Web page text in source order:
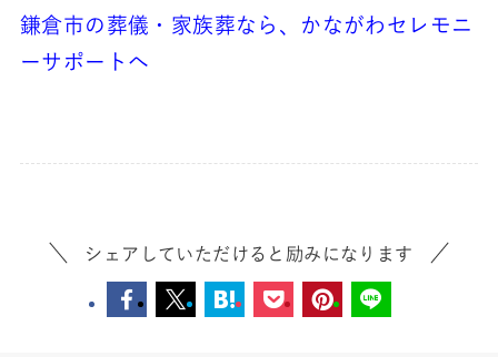
鎌倉市の葬儀・家族葬なら、かながわセレモニ
ーサポートへ
シェアしていただけると励みになります